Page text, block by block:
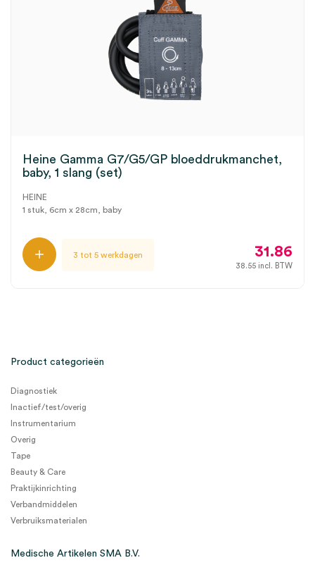
Heine Gamma G7/G5/GP bloeddrukmanchet,
baby, 1 slang (set)
HEINE
1 stuk, 6cm x 28cm, baby
3 tot 5 werkdagen 31.86
38.55 incl. BTW
Product categorieën
Diagnostiek
Inactief/test/overig
Instrumentarium
Overig
Tape
Beauty & Care
Praktijkinrichting
Verbandmiddelen
Verbruiksmaterialen
Medische Artikelen SMA B.V.